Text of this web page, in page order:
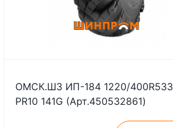
ОМСК.ШЗ ИП-184 1220/400R533
PR10 141G (Арт.450532861)